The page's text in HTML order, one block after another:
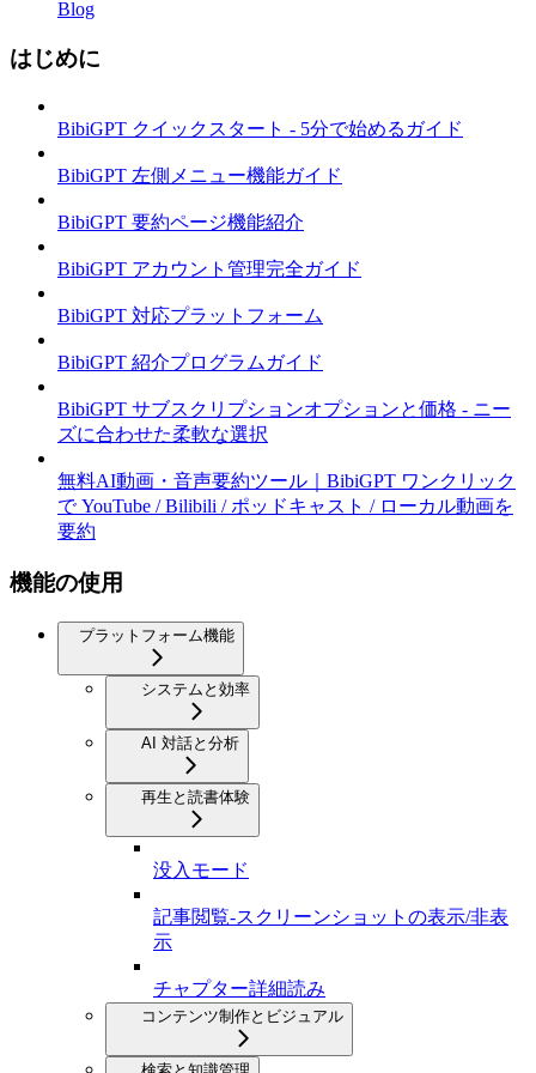
Blog
はじめに
BibiGPT クイックスタート - 5分で始めるガイド
BibiGPT 左側メニュー機能ガイド
BibiGPT 要約ページ機能紹介
BibiGPT アカウント管理完全ガイド
BibiGPT 対応プラットフォーム
BibiGPT 紹介プログラムガイド
BibiGPT サブスクリプションオプションと価格 - ニー
ズに合わせた柔軟な選択
無料AI動画・音声要約ツール｜BibiGPT ワンクリック
で YouTube / Bilibili / ポッドキャスト / ローカル動画を
要約
機能の使用
プラットフォーム機能
システムと効率
AI 対話と分析
再生と読書体験
没入モード
記事閲覧-スクリーンショットの表示/非表
示
チャプター詳細読み
コンテンツ制作とビジュアル